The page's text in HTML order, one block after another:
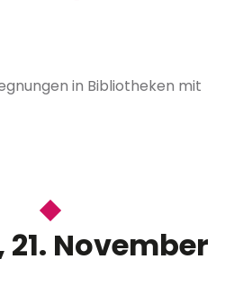
in Bibliotheken mit
21. November